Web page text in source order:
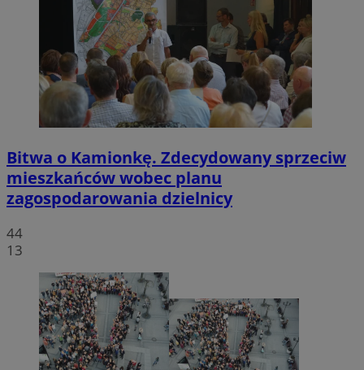
Bitwa o Kamionkę. Zdecydowany sprzeciw
mieszkańców wobec planu
zagospodarowania dzielnicy
44
13